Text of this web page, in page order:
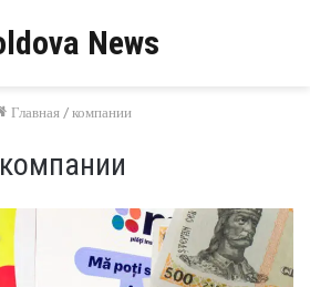
News
Главная / компании
компании